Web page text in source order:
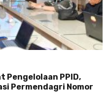
Pengelolaan PPID,
Permendagri Nomor